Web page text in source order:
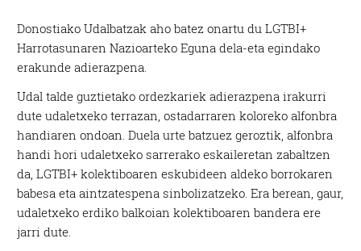
Donostiako Udalbatzak aho batez onartu du LGTBI+
Harrotasunaren Nazioarteko Eguna dela-eta egindako
erakunde adierazpena.
Udal talde guztietako ordezkariek adierazpena irakurri
dute udaletxeko terrazan, ostadarraren koloreko alfonbra
handiaren ondoan. Duela urte batzuez geroztik, alfonbra
handi hori udaletxeko sarrerako eskaileretan zabaltzen
da, LGTBI+ kolektiboaren eskubideen aldeko borrokaren
babesa eta aintzatespena sinbolizatzeko. Era berean, gaur,
udaletxeko erdiko balkoian kolektiboaren bandera ere
jarri dute.